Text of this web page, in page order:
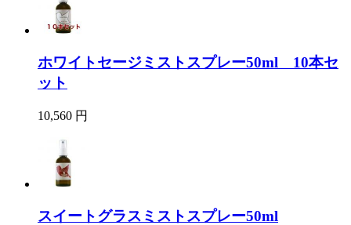
ホワイトセージミストスプレー50ml 10本セ
ット
10,560 円
スイートグラスミストスプレー50ml